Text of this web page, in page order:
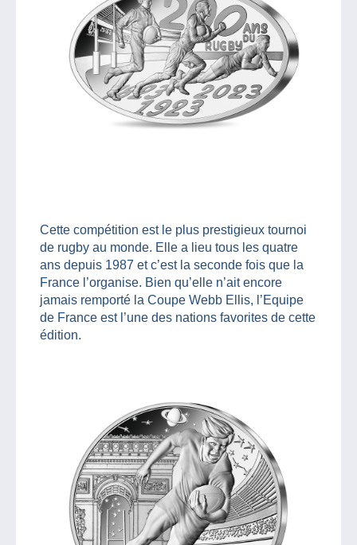
Cette compétition est le plus prestigieux tournoi
de rugby au monde. Elle a lieu tous les quatre
ans depuis 1987 et c’est la seconde fois que la
France l’organise. Bien qu’elle n’ait encore
jamais remporté la Coupe Webb Ellis, l’Equipe
de France est l’une des nations favorites de cette
édition.